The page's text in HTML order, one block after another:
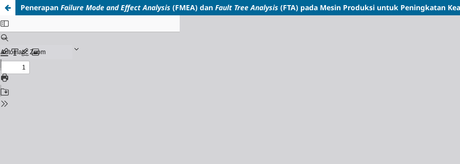
Penerapan Failure Mode and Effect Analysis (FMEA) dan Fault Tree Analysis (FTA) pada Mesin Produksi untuk Peningkatan